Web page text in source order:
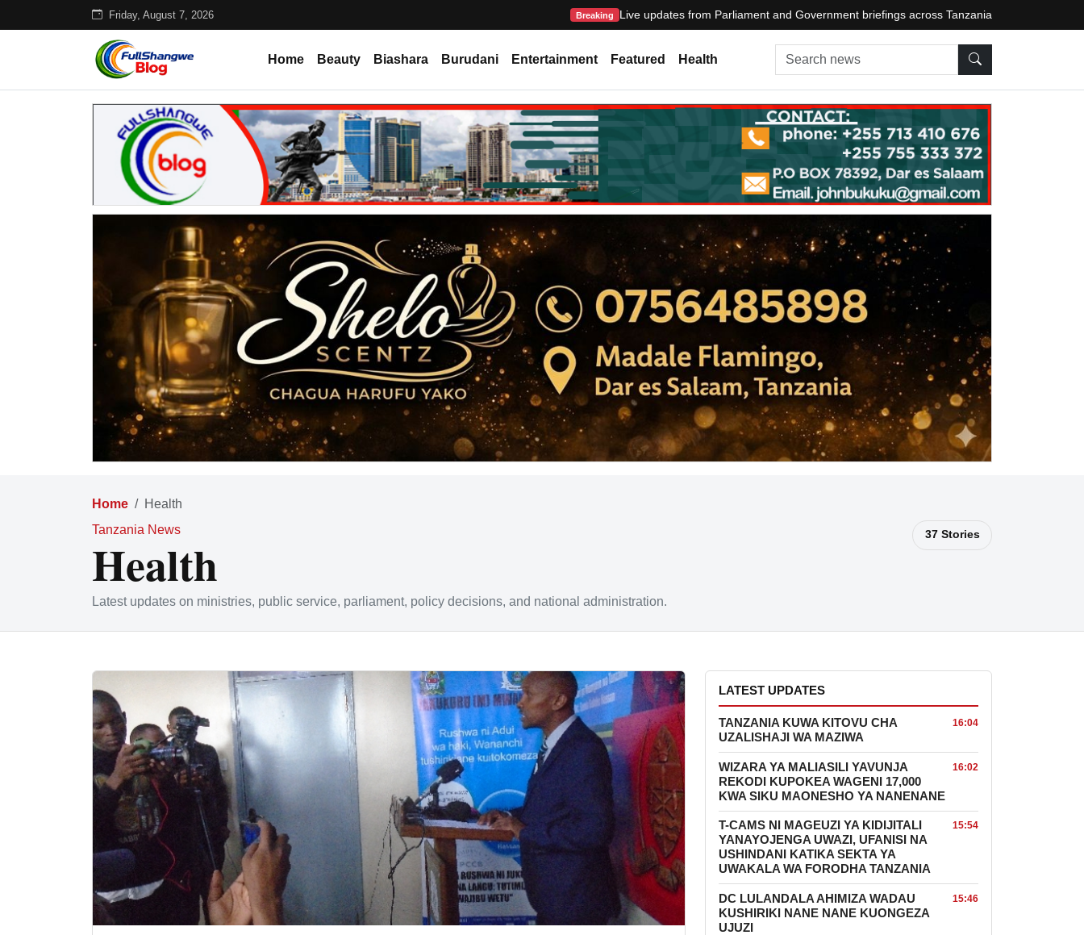
Friday, August 7, 2026 Breaking Live updates from Parliament and Government briefings across Tanzania
Home Beauty Biashara Burudani Entertainment Featured Health Search news
Home
Health
Tanzania News
Health
Latest updates on ministries, public service, parliament, policy decisions, and national administration.
37 Stories
LATEST UPDATES
TANZANIA KUWA KITOVU CHA
UZALISHAJI WA MAZIWA
16:04
WIZARA YA MALIASILI YAVUNJA
REKODI KUPOKEA WAGENI 17,000
KWA SIKU MAONESHO YA NANENANE
16:02
T-CAMS NI MAGEUZI YA KIDIJITALI
YANAYOJENGA UWAZI, UFANISI NA
USHINDANI KATIKA SEKTA YA
UWAKALA WA FORODHA TANZANIA
15:54
DC LULANDALA AHIMIZA WADAU
KUSHIRIKI NANE NANE KUONGEZA
UJUZI
15:46